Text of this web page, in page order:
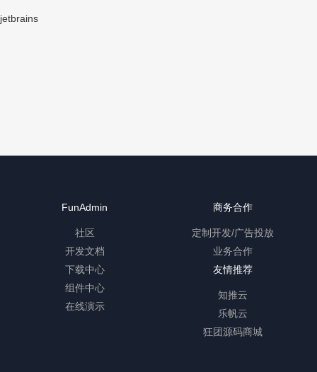
jetbrains
FunAdmin
社区
开发文档
下载中心
组件中心
在线演示
商务合作
定制开发/广告投放
业务合作
友情推荐
知推云
乐帆云
狂团源码商城